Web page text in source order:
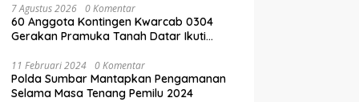
7 Agustus 2026 0 Komentar
60 Anggota Kontingen Kwarcab 0304
Gerakan Pramuka Tanah Datar Ikuti
11 Februari 2024 0 Komentar
Polda Sumbar Mantapkan Pengamanan
Selama Masa Tenang Pemilu 2024